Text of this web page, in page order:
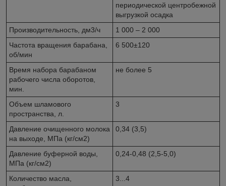
периодической центробежной
выгрузкой осадка
Производительность, дм3/ч
1 000 – 2 000
Частота вращения барабана,
об/мин
6 500±120
Время набора барабаном
рабочего числа оборотов,
мин.
не более 5
Объем шламового
пространства, л.
3
Давление очищенного молока
на выходе, МПа (кг/см2)
0,34 (3,5)
Давление буферной воды,
МПа (кг/см2)
0,24-0,48 (2,5-5,0)
Количество масла,
3...4